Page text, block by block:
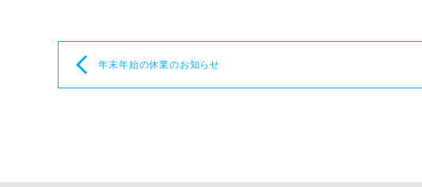
年末年始の休業のお知らせ